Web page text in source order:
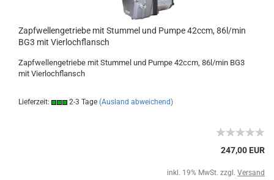
Zapfwellengetriebe mit Stummel und Pumpe 42ccm, 86l/min
BG3 mit Vierlochflansch
Zapfwellengetriebe mit Stummel und Pumpe 42ccm, 86l/min BG3
mit Vierlochflansch
Lieferzeit: 2-3 Tage (Ausland abweichend)
247,00 EUR
inkl. 19% MwSt. zzgl. Versand